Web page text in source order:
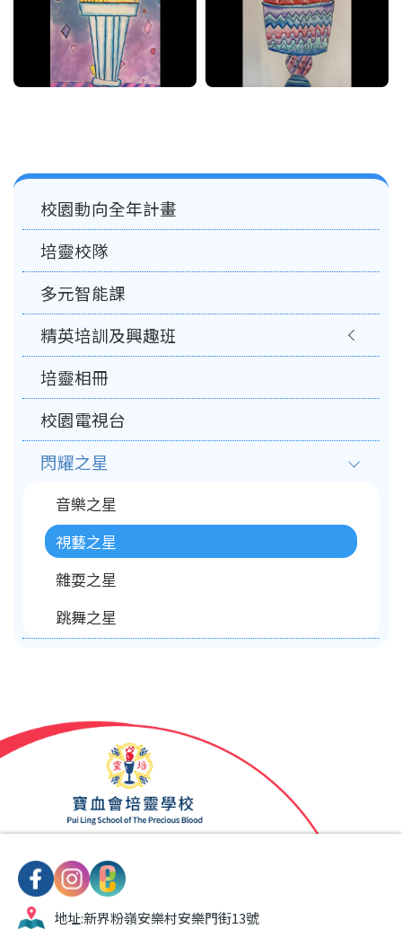
Main
navigation
校園動向全年計畫
培靈校隊
多元智能課
精英培訓及興趣班
培靈相冊
校園電視台
閃耀之星
音樂之星
視藝之星
雜耍之星
跳舞之星
地址:新界粉嶺安樂村安樂門街13號